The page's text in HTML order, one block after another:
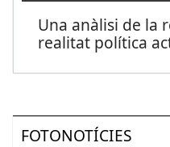
Una anàlisi de la
realitat política
FOTONOTÍCIES